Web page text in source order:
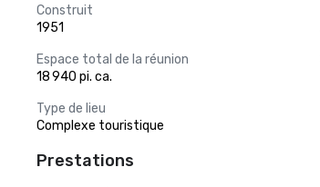
Construit
1951
Espace total de la réunion
18 940 pi. ca.
Type de lieu
Complexe touristique
Prestations